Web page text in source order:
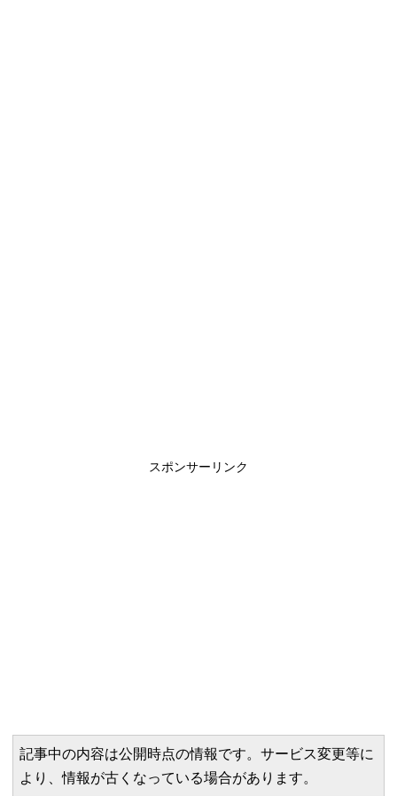
スポンサーリンク
記事中の内容は公開時点の情報です。サービス変更等に
より、情報が古くなっている場合があります。